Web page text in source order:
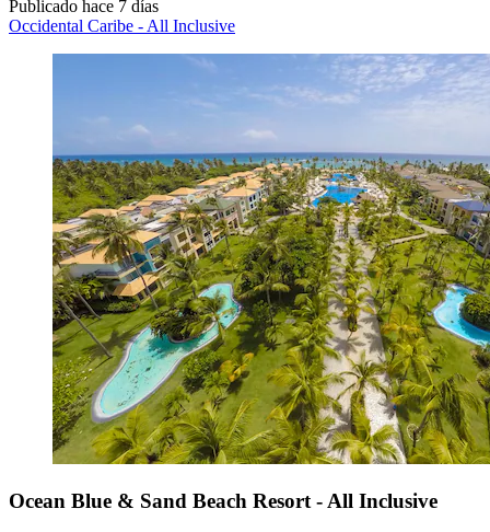
Publicado hace 7 días
Occidental Caribe - All Inclusive
Ocean Blue & Sand Beach Resort - All Inclusive